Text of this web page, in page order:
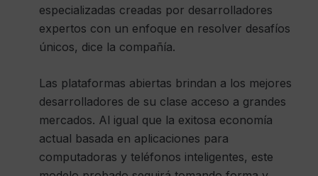
especializadas creadas por desarrolladores
expertos con un enfoque en resolver desafíos
únicos, dice la compañía.
Las plataformas abiertas brindan a los mejores
desarrolladores de su clase acceso a grandes
mercados. Al igual que la exitosa economía
actual basada en aplicaciones para
computadoras y teléfonos inteligentes, este